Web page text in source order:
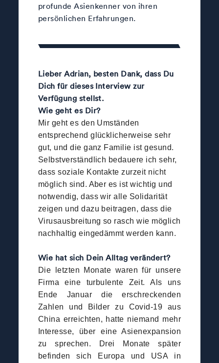
profunde Asienkenner von ihren
persönlichen Erfahrungen.
Lieber Adrian, besten Dank, dass Du
Dich für dieses Interview zur
Verfügung stellst.
Wie geht es Dir?
Mir geht es den Umständen
entsprechend glücklicherweise sehr
gut, und die ganz Familie ist gesund.
Selbstverständlich bedauere ich sehr,
dass soziale Kontakte zurzeit nicht
möglich sind. Aber es ist wichtig und
notwendig, dass wir alle Solidarität
zeigen und dazu beitragen, dass die
Virusausbreitung so rasch wie möglich
nachhaltig eingedämmt werden kann.
Wie hat sich Dein Alltag verändert?
Die letzten Monate waren für unsere
Firma eine turbulente Zeit. Als uns
Ende Januar die erschreckenden
Zahlen und Bilder zu Covid-19 aus
China erreichten, hatte niemand mehr
Interesse, über eine Asienexpansion
zu sprechen. Drei Monate später
befinden sich Europa und USA in